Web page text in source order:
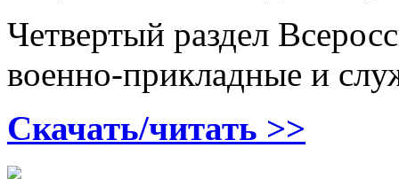
Четвертый раздел
военно-прикладные и
Скачать/читать >>